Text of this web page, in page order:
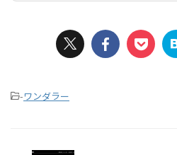
-ワンダラー